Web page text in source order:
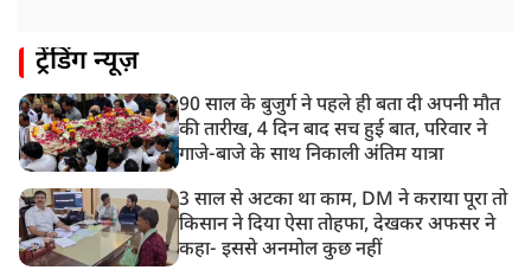
ट्रेंडिंग न्यूज़
90 साल के बुजुर्ग ने पहले ही बता दी अपनी मौत
की तारीख, 4 दिन बाद सच हुई बात, परिवार ने
गाजे-बाजे के साथ निकाली अंतिम यात्रा
3 साल से अटका था काम, DM ने कराया पूरा तो
किसान ने दिया ऐसा तोहफा, देखकर अफसर ने
कहा- इससे अनमोल कुछ नहीं